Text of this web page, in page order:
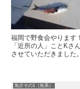
福岡で野食会やりま
「近所の人」ことKさ
させていただきました
魚介その1（魚系）